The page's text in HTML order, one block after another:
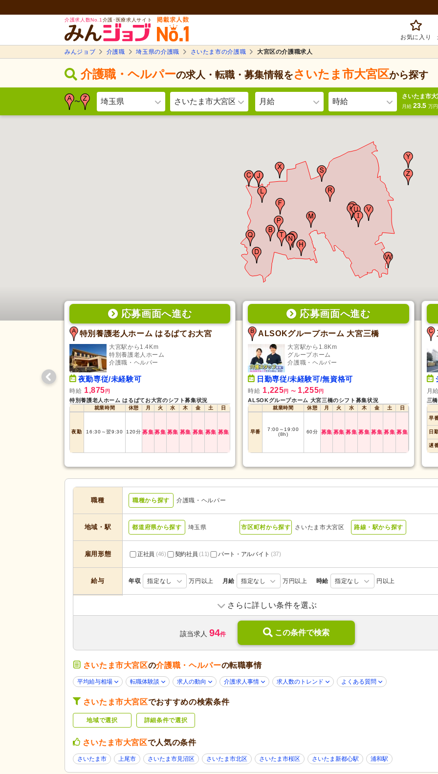
介護求人数No.1 介護･医療求人サイト
お気に入り
みんジョブ 介護職 埼玉県の介護職 さいたま市の介護職 大宮区の介護職求人
介護職・ヘルパーの求人・転職・募集情報をさいたま市大宮区から探す
〜 埼玉県 さいたま市大宮区 月給 時給
さいたま市
月給 23.5万円
応募画面へ進む
特別養護老人ホーム はるぱてお大宮
大宮駅から1.4Km
特別養護老人ホーム
介護職・ヘルパー
夜勤専従/未経験可
時給 1,875 円
特別養護老人ホーム はるぱてお大宮のシフト募集状況
就業時間 休憩 月 火 水 木 金 土 日
夜勤 16:30 ～翌9:30 120分 募集募集 募集 募集 募集 募集 募集
応募画面へ進む
ALSOKグループホーム 大宮三橋
大宮駅から1.8Km
グループホーム
介護職・ヘルパー
日勤専従/未経験可/無資格可
時給 1,225円 〜 1,255円
ALSOKグループホーム 大宮三橋のシフト募集状況
就業時間 休憩 月 火 水 木 金 土 日
早番 7:00 ～ 19:00
(8h)
60分 募集 募集 募集 募集 募集 募集 募集
月
三
早
日
遅
職種 職種から探す 介護職・ヘルパー
地域・駅 都道府県から探す 埼玉県 市区町村から探す さいたま市大宮区 路線・駅から探す
雇用形態 正社員 (46) 契約社員 (11) パート・アルバイト (37)
給与 年収 指定なし 万円以上 月給 指定なし 万円以上 時給 指定なし 円以上
訪問介護 (14)
デイケア(1) ショートステイ(11) 住宅型有料老人ホーム(3)
介護付き有料老人ホーム (23) 特別養護老人ホーム(12)
だわり
未経験可(72) 無資格可
学歴不問(75) 年齢不問(55) 学生可(3)
50代活躍(77)
髪型・髪色自由(10)
スピード対応(15) 急募(11)
さらに詳しい条件を選ぶ
該当求人 94件 この条件で検索
さいたま市大宮区の介護職・ヘルパーの転職事情
平均給与相場 転職体験談 求人の動向 介護求人事情 求人数のトレンド よくある質問
さいたま市大宮区でおすすめの検索条件
地域で選択 詳細条件で選択
さいたま市大宮区で人気の条件
さいたま市 上尾市 さいたま市見沼区 さいたま市北区 さいたま市桜区 さいたま新都心駅 浦和駅